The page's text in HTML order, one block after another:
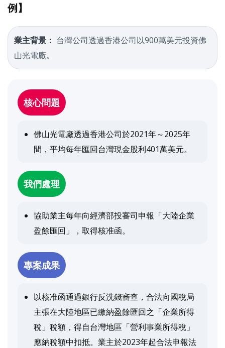
例】
業主背景： 台灣公司透過香港公司以900萬美元投資佛
山光電廠。
核心問題
佛山光電廠透過香港公司於2021年～2025年
間，平均每年匯回台灣現金股利401萬美元。
我們處理
協助業主每年向經濟部投審司申報「大陸企業
盈餘匯回」，取得核准函。
專案成果
以核准函通過銀行反洗錢審查，合法向國稅局
主張在大陸地區已繳納盈餘匯回之「企業所得
稅」稅額，得自台灣地區「營利事業所得稅」
應納稅額中扣抵。業主於2023年起合法申報法